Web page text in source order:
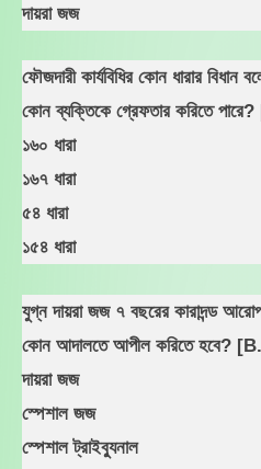
দায়রা জজ
ফৌজদারী কার্যবিধির কোন ধারার বিধান
কোন ব্যক্তিকে গ্রেফতার করিতে
১৬০ ধারা
১৬৭ ধারা
৫৪ ধারা
১৫৪ ধারা
যুগ্ন দায়রা জজ ৭ বছরের কারাদন্ড
কোন আদালতে আপীল করিতে হবে?
দায়রা জজ
স্পেশাল জজ
স্পেশাল ট্রাইব্যুনাল